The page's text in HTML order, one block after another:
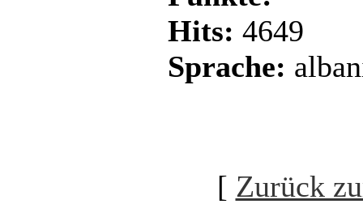
Hits: 4649
Sprache:
[ Zurück